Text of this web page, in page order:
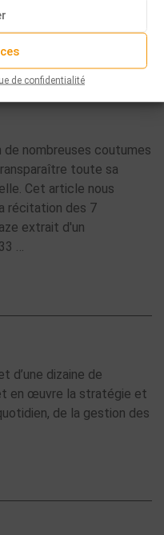
de confidentialité
>Articles de fond
nombreuses coutumes
toute sa
Cet article nous
récitation des 7
extrait d'un
…
d’une dizaine de
en œuvre la stratégie et
de la gestion des